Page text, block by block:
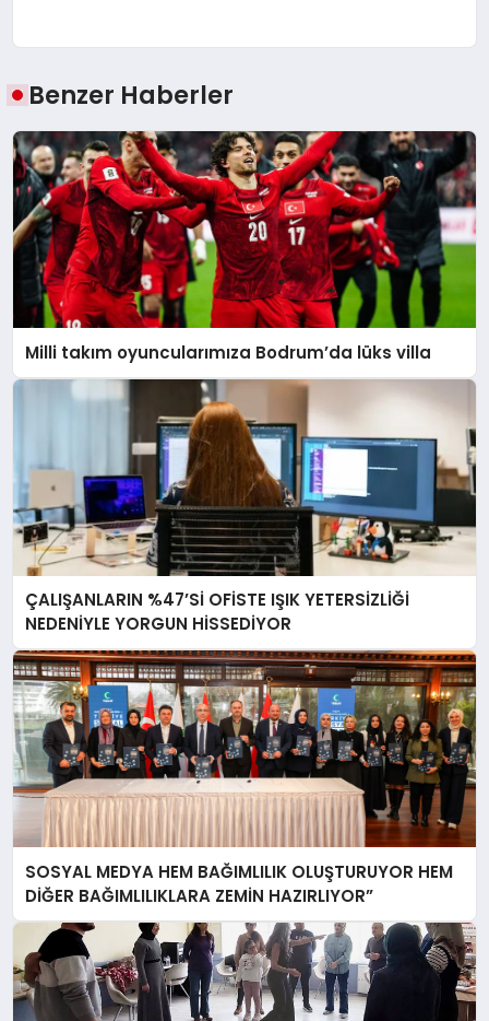
Benzer Haberler
Milli takım oyuncularımıza Bodrum’da lüks villa
ÇALIŞANLARIN %47’Sİ OFİSTE IŞIK YETERSİZLİĞİ
NEDENİYLE YORGUN HİSSEDİYOR
SOSYAL MEDYA HEM BAĞIMLILIK OLUŞTURUYOR HEM
DİĞER BAĞIMLILIKLARA ZEMİN HAZIRLIYOR”